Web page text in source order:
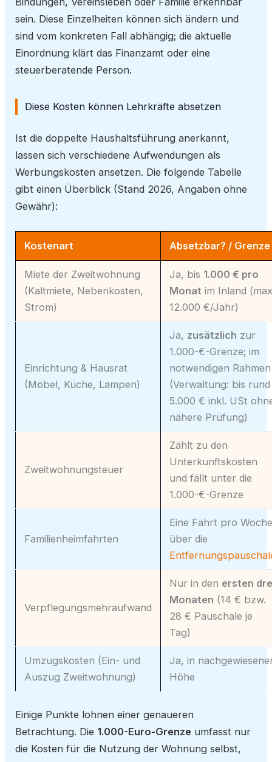
sein. Diese Einzelheiten können sich ändern und
sind vom konkreten Fall abhängig; die aktuelle
Einordnung klärt das Finanzamt oder eine
steuerberatende Person.
Diese Kosten können Lehrkräfte absetzen
Ist die doppelte Haushaltsführung anerkannt,
lassen sich verschiedene Aufwendungen als
Werbungskosten ansetzen. Die folgende Tabelle
gibt einen Überblick (Stand 2026, Angaben ohne
Gewähr):
Kostenart Absetzbar? / Grenze
Miete der Zweitwohnung
(Kaltmiete, Nebenkosten,
Strom)
Ja, bis 1.000 € pro
Monat im Inland
12.000 €/Jahr)
Einrichtung & Hausrat
(Möbel, Küche, Lampen)
Ja, zusätzlich zur
1.000-€-Grenze; im
notwendigen Rahmen
(Verwaltung: bis rund
5.000 € inkl. USt
nähere Prüfung)
Zweitwohnungsteuer
Zählt zu den
Unterkunftskosten
und fällt unter die
1.000-€-Grenze
Familienheimfahrten
Eine Fahrt pro
über die
Verpflegungsmehraufwand
Nur in den ersten
Monaten (14 € bzw.
28 € Pauschale je
Tag)
Umzugskosten (Ein- und
Auszug Zweitwohnung)
Ja, in
Höhe
Einige Punkte lohnen einer genaueren
Betrachtung. Die 1.000-Euro-Grenze umfasst nur
die Kosten für die Nutzung der Wohnung selbst,